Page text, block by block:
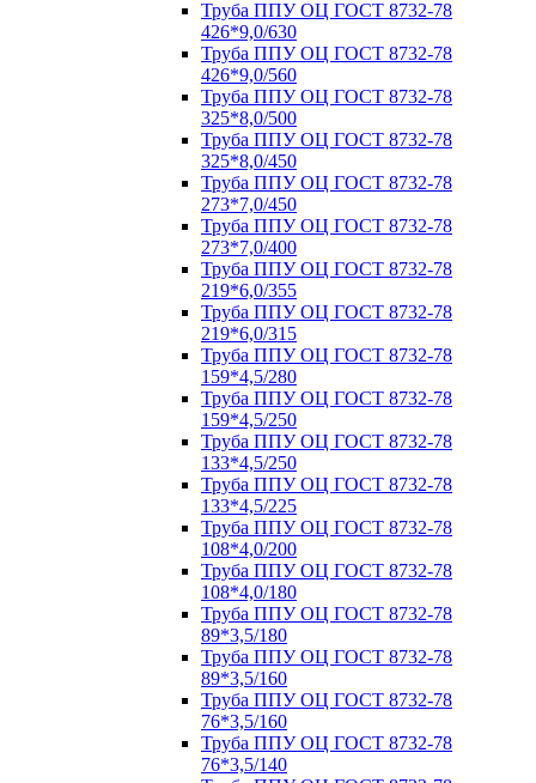
Труба ППУ ОЦ ГОСТ 8732-78
426*9,0/630
Труба ППУ ОЦ ГОСТ 8732-78
426*9,0/560
Труба ППУ ОЦ ГОСТ 8732-78
325*8,0/500
Труба ППУ ОЦ ГОСТ 8732-78
325*8,0/450
Труба ППУ ОЦ ГОСТ 8732-78
273*7,0/450
Труба ППУ ОЦ ГОСТ 8732-78
273*7,0/400
Труба ППУ ОЦ ГОСТ 8732-78
219*6,0/355
Труба ППУ ОЦ ГОСТ 8732-78
219*6,0/315
Труба ППУ ОЦ ГОСТ 8732-78
159*4,5/280
Труба ППУ ОЦ ГОСТ 8732-78
159*4,5/250
Труба ППУ ОЦ ГОСТ 8732-78
133*4,5/250
Труба ППУ ОЦ ГОСТ 8732-78
133*4,5/225
Труба ППУ ОЦ ГОСТ 8732-78
108*4,0/200
Труба ППУ ОЦ ГОСТ 8732-78
108*4,0/180
Труба ППУ ОЦ ГОСТ 8732-78
89*3,5/180
Труба ППУ ОЦ ГОСТ 8732-78
89*3,5/160
Труба ППУ ОЦ ГОСТ 8732-78
76*3,5/160
Труба ППУ ОЦ ГОСТ 8732-78
76*3,5/140